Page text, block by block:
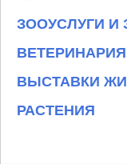
ЗООУСЛУГИ И
ВЫСТАВКИ
РАСТЕНИЯ